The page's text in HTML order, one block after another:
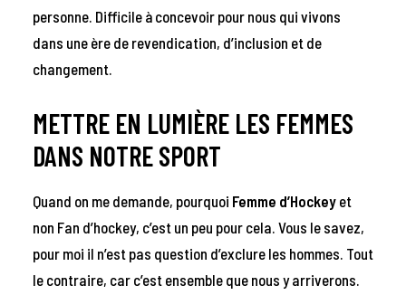
personne. Difficile à concevoir pour nous qui vivons
dans une ère de revendication, d’inclusion et de
changement.
METTRE EN LUMIÈRE LES FEMMES
DANS NOTRE SPORT
Quand on me demande, pourquoi Femme d’Hockey et
non Fan d’hockey, c’est un peu pour cela. Vous le savez,
pour moi il n’est pas question d’exclure les hommes. Tout
le contraire, car c’est ensemble que nous y arriverons.